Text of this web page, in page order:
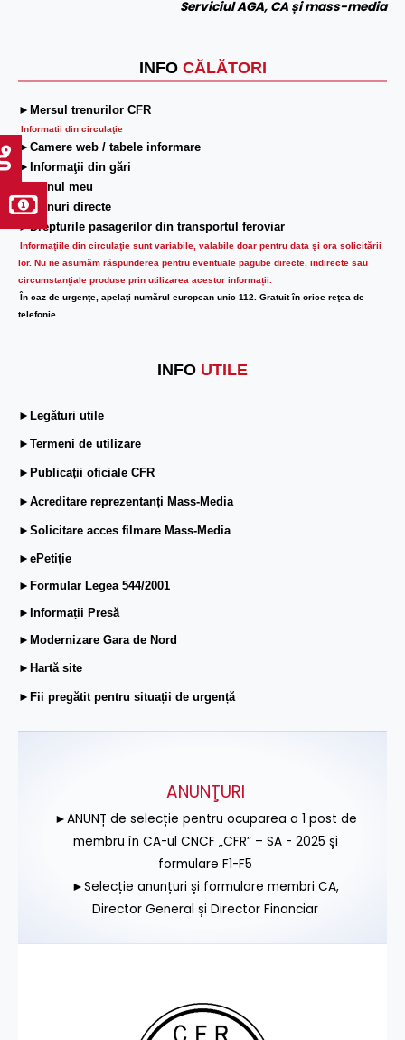
INFO CĂLĂTORI
►Mersul trenurilor CFR
Informatii din circulaţie
►Camere web / tabele informare
►Informaţii din gări
►Trenul meu
►Trenuri directe
►Drepturile pasagerilor din transportul feroviar
Informaţiile din circulaţie sunt variabile, valabile doar pentru data şi ora solicitării
lor. Nu ne asumăm răspunderea pentru eventuale pagube directe, indirecte sau
circumstanțiale produse prin utilizarea acestor informații.
În caz de urgenţe, apelaţi numărul european unic 112. Gratuit în orice reţea de
telefonie.
INFO UTILE
►Legături utile
►Termeni de utilizare
►Publicații oficiale CFR
►Acreditare reprezentanți Mass-Media
►Solicitare acces filmare Mass-Media
►ePetiție
►Formular Legea 544/2001
►Informații Presă
►Modernizare Gara de Nord
►Hartă site
►Fii pregătit pentru situații de urgență
Serviciul AGA, CA și mass-media
ANUNŢURI
►ANUNȚ de selecție pentru ocuparea a 1 post de
membru în CA-ul CNCF „CFR” – SA - 2025 și
formulare F1-F5
►Selecție anunțuri și formulare membri CA,
Director General și Director Financiar